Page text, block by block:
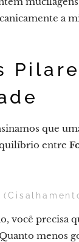
a
que
entre
você precisa
menos